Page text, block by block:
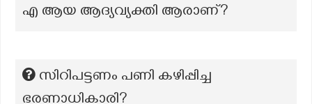
എ ആയ ആദ്യവ്യക്തി ആരാണ്?
സിറിപട്ടണം പണി കഴിപ്പിച്ച